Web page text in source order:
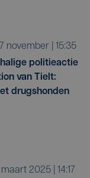
7 november | 15:35
politieactie
van Tielt:
drugshonden
maart 2025 | 14:17